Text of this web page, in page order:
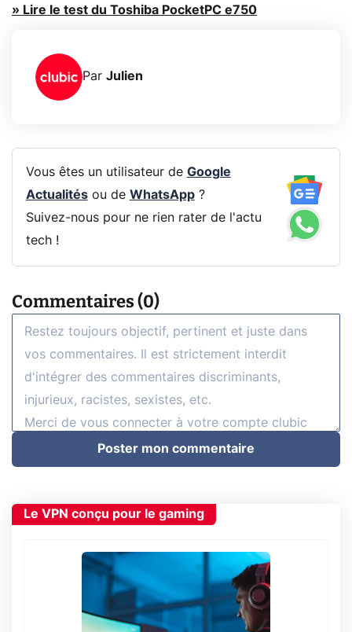
» Lire le test du Toshiba PocketPC e750
Par Julien
Vous êtes un utilisateur de Google
Actualitésou de WhatsApp?
Suivez-nous pour ne rien rater de l'actu
tech !
Commentaires (0)
Poster mon commentaire
Le VPN conçu pour le gaming